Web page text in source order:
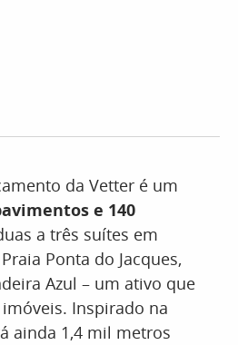
da Vetter é um
e 140
a três suítes em
Ponta do Jacques,
Azul – um ativo que
Inspirado na
ainda 1,4 mil metros